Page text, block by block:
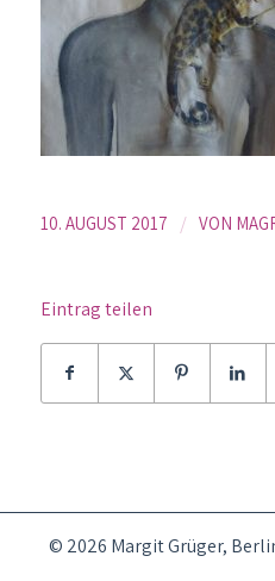
10. AUGUST 2017 / VON
Eintrag teilen
© 2026 Margit Grüger,